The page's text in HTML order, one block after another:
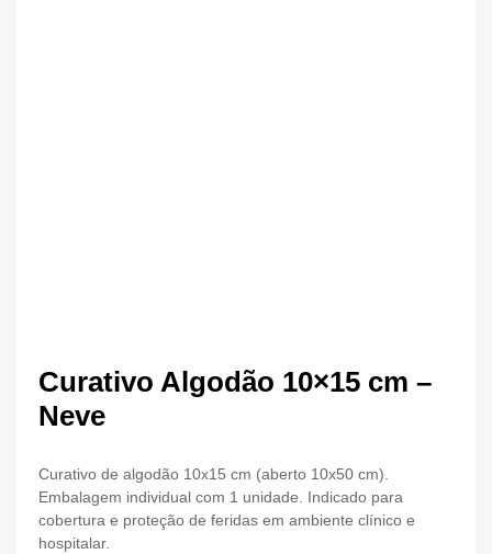
Curativo Algodão 10×15 cm –
Neve
Curativo de algodão 10x15 cm (aberto 10x50 cm).
Embalagem individual com 1 unidade. Indicado para
cobertura e proteção de feridas em ambiente clínico e
hospitalar.